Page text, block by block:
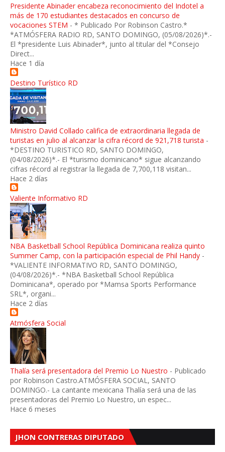
Presidente Abinader encabeza reconocimiento del Indotel a
más de 170 estudiantes destacados en concurso de
vocaciones STEM - * Publicado Por Robinson Castro.*
*ATMÓSFERA RADIO RD, SANTO DOMINGO, (05/08/2026)*.-
El *presidente Luis Abinader*, junto al titular del *Consejo
Direct...
Hace 1 día
Destino Turístico RD
Ministro David Collado califica de extraordinaria llegada de
turistas en julio al alcanzar la cifra récord de 921,718 turista -
*DESTINO TURISTICO RD, SANTO DOMINGO,
(04/08/2026)*.- El *turismo dominicano* sigue alcanzando
cifras récord al registrar la llegada de 7,700,118 visitan...
Hace 2 días
Valiente Informativo RD
NBA Basketball School República Dominicana realiza quinto
Summer Camp, con la participación especial de Phil Handy -
*VALIENTE INFORMATIVO RD, SANTO DOMINGO,
(04/08/2026)*.- *NBA Basketball School República
Dominicana*, operado por *Mamsa Sports Performance
SRL*, organi...
Hace 2 días
Atmósfera Social
Thalía será presentadora del Premio Lo Nuestro - Publicado
por Robinson Castro.ATMÓSFERA SOCIAL, SANTO
DOMINGO.- La cantante mexicana Thalía será una de las
presentadoras del Premio Lo Nuestro, un espec...
Hace 6 meses
JHON CONTRERAS DIPUTADO